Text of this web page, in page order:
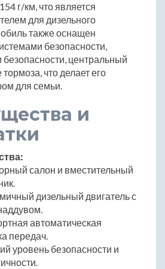
г/км, что является
для дизельного
также оснащен
безопасности,
центральный
что делает его
для семьи.
и
салон и вместительный
дизельный двигатель с
автоматическая
передач.
уровень безопасности и